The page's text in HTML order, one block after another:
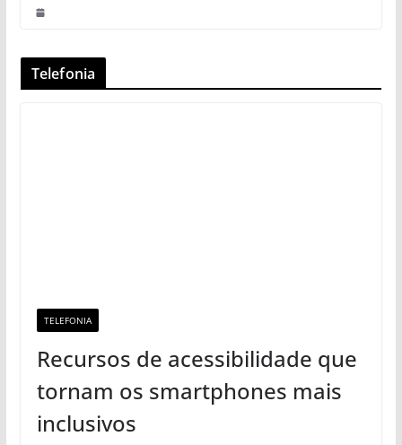
Telefonia
TELEFONIA
Recursos de acessibilidade que
tornam os smartphones mais
inclusivos